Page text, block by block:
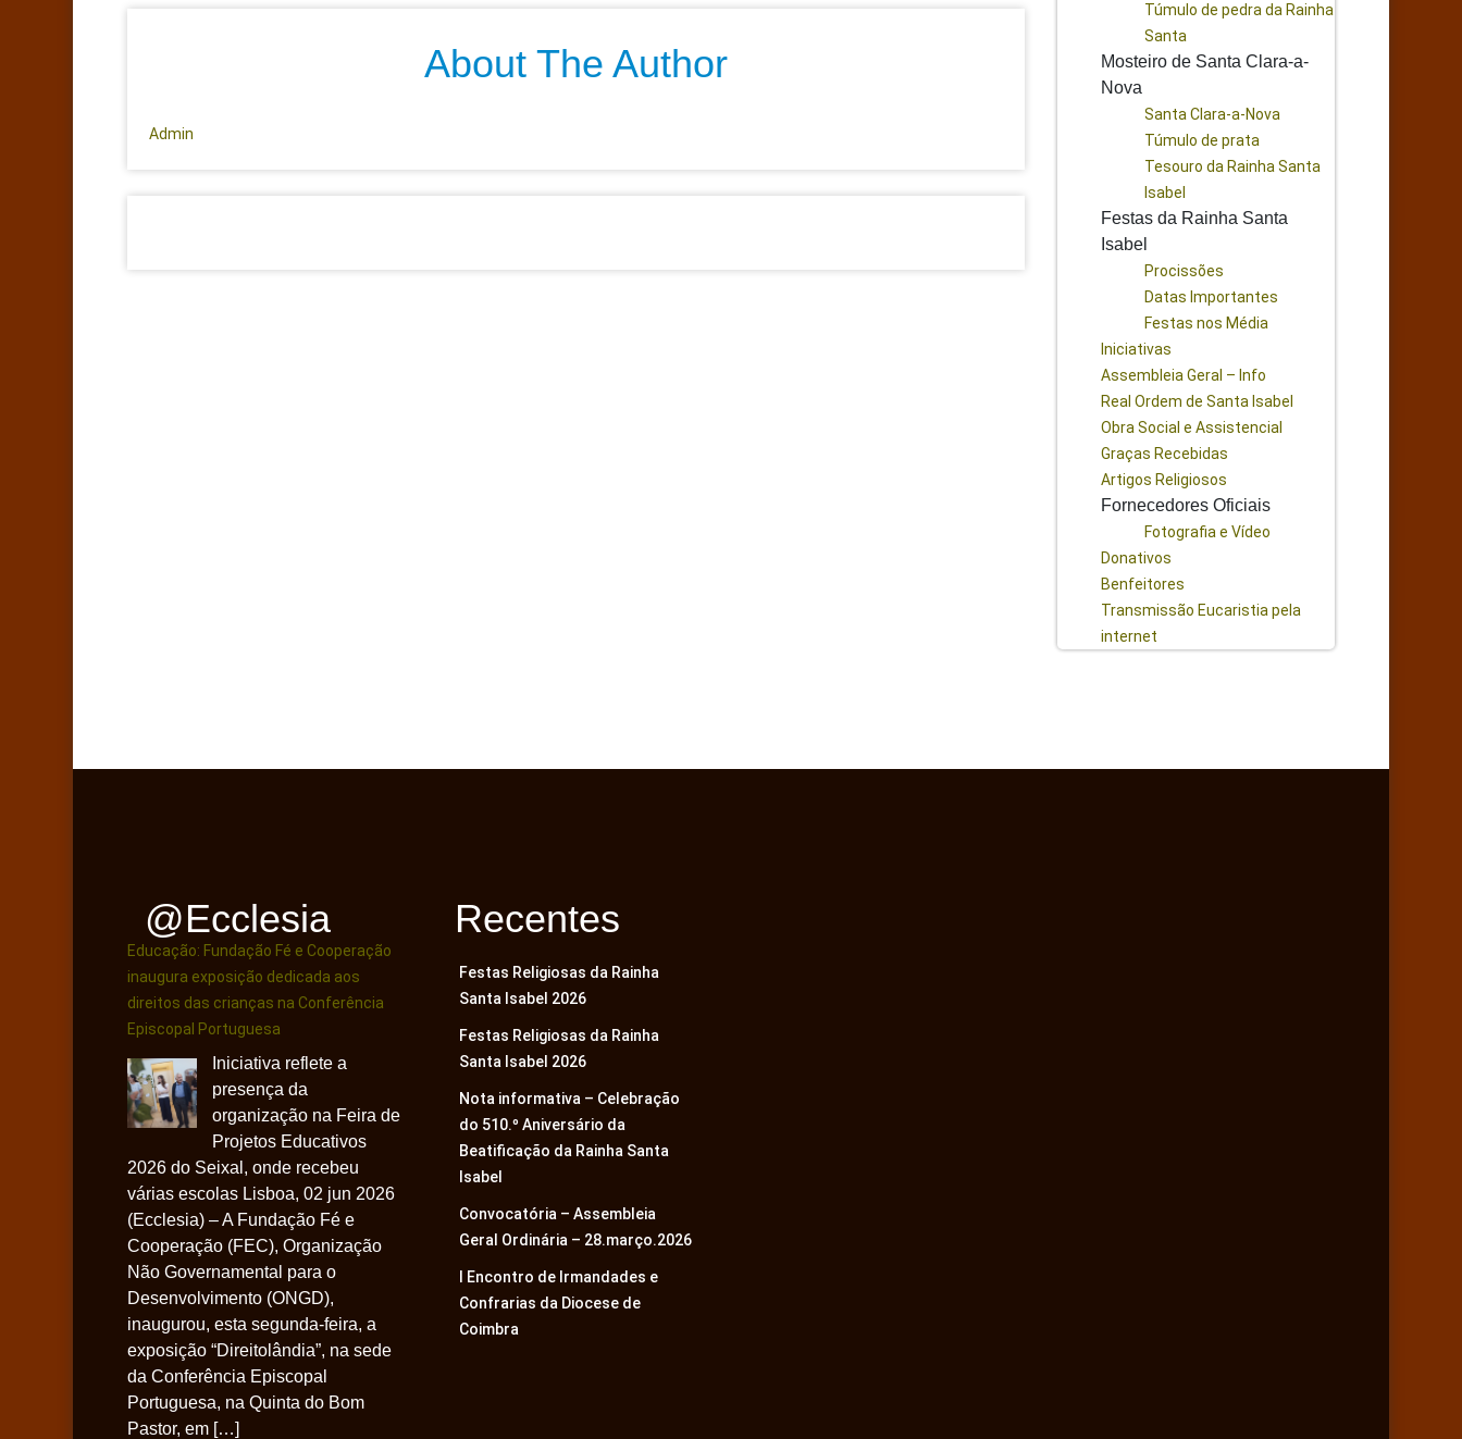
About The Author
Admin
Túmulo de pedra da Rainha
Santa
Mosteiro de Santa Clara-a-
Nova
Santa Clara-a-Nova
Túmulo de prata
Tesouro da Rainha Santa
Isabel
Festas da Rainha Santa
Isabel
Procissões
Datas Importantes
Festas nos Média
Iniciativas
Assembleia Geral – Info
Real Ordem de Santa Isabel
Obra Social e Assistencial
Graças Recebidas
Artigos Religiosos
Fornecedores Oficiais
Fotografia e Vídeo
Donativos
Benfeitores
Transmissão Eucaristia pela
internet
@ecclesia
Educação: Fundação Fé e Cooperação
inaugura exposição dedicada aos
direitos das crianças na Conferência
Episcopal Portuguesa
Iniciativa reflete a
presença da
organização na Feira de
Projetos Educativos
2026 do Seixal, onde recebeu
várias escolas Lisboa, 02 jun 2026
(Ecclesia) – A Fundação Fé e
Cooperação (FEC), Organização
Não Governamental para o
Desenvolvimento (ONGD),
inaugurou, esta segunda-feira, a
exposição “Direitolândia”, na sede
da Conferência Episcopal
Portuguesa, na Quinta do Bom
Pastor, em […]
Recentes
Festas Religiosas da Rainha
Santa Isabel 2026
Festas Religiosas da Rainha
Santa Isabel 2026
Nota informativa – Celebração
do 510.º Aniversário da
Beatificação da Rainha Santa
Isabel
Convocatória – Assembleia
Geral Ordinária – 28.março.2026
I Encontro de Irmandades e
Confrarias da Diocese de
Coimbra